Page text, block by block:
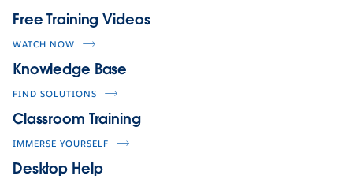
Free Training Videos
WATCH NOW
Knowledge Base
FIND SOLUTIONS
Classroom Training
IMMERSE YOURSELF
Desktop Help